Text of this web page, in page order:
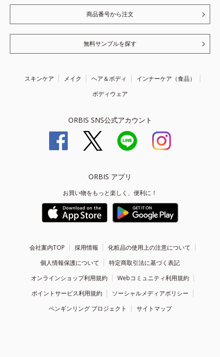
商品番号から注文
無料サンプルを探す
スキンケア メイク ヘア＆ボディ
インナーケア（食品）
ボディウェア
ORBIS SNS公式アカウント
ORBIS アプリ
お買い物をもっと楽しく、便利に！
会社案内TOP 採用情報
化粧品の使用上の注意について
個人情報保護について
特定商取引法に基づく表記
オンラインショップ利用規約
Webコミュニティ利用規約
ポイントサービス利用規約
ソーシャルメディアポリシー
ペンギンリング プロジェクト
サイトマップ